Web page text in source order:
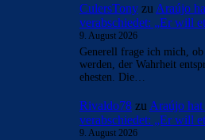
CulersTony zu Araújo
verabschiedet: „Er will
9. August 2026
Generell frage ich mich,
werden, der Wahrheit
ehesten. Die…
Rivaldo78 zuAraújo hat
verabschiedet: „Er will
9. August 2026